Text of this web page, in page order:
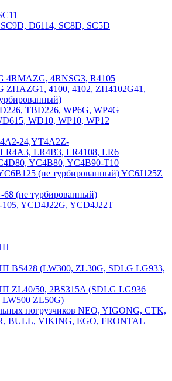
D6114, SC8D, SC5D
4RNSG3, R4105
4100, 4102, ZH4102G41,
TBD226, WP6G, WP4G
WD10, WP10, WP12
24,YT4A2Z-
LR4B3, LR4108, LR6
YC4B80, YC4B90-T10
(не турбированный) YC6J125Z
(не турбированный)
YCD4J22G, YCD4J22T
(LW300, ZL30G, SDLG LG933,
50, 2BS315A (SDLG LG936
ZL50G)
погрузчиков NEO, YIGONG, CTK,
BULL, VIKING, EGO, FRONTAL